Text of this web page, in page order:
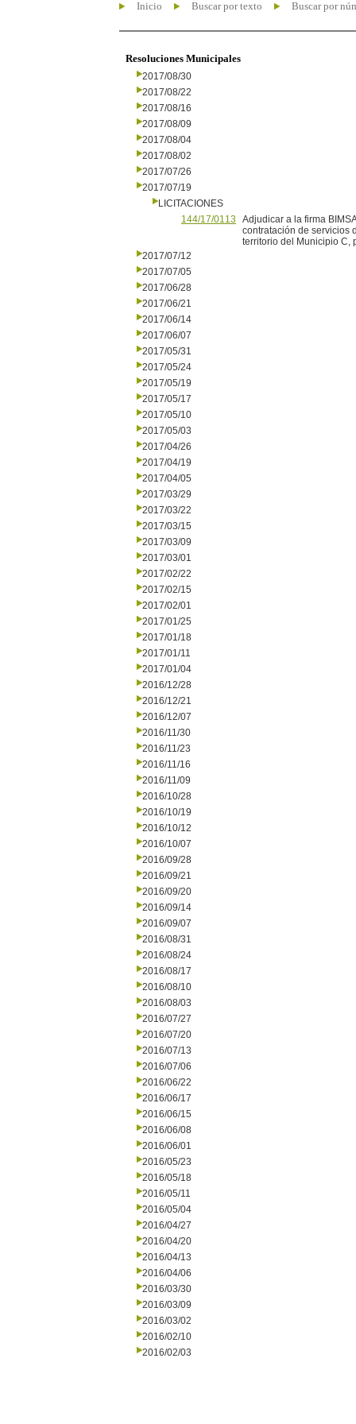
Inicio Buscar por texto Buscar por
Resoluciones Municipales
2017/08/30
2017/08/22
2017/08/16
2017/08/09
2017/08/04
2017/08/02
2017/07/26
2017/07/19
LICITACIONES
144/17/0113
Adjudicar a la firma
contratación de servicios
territorio del Municipio C,
2017/07/12
2017/07/05
2017/06/28
2017/06/21
2017/06/14
2017/06/07
2017/05/31
2017/05/24
2017/05/19
2017/05/17
2017/05/10
2017/05/03
2017/04/26
2017/04/19
2017/04/05
2017/03/29
2017/03/22
2017/03/15
2017/03/09
2017/03/01
2017/02/22
2017/02/15
2017/02/01
2017/01/25
2017/01/18
2017/01/11
2017/01/04
2016/12/28
2016/12/21
2016/12/07
2016/11/30
2016/11/23
2016/11/16
2016/11/09
2016/10/28
2016/10/19
2016/10/12
2016/10/07
2016/09/28
2016/09/21
2016/09/20
2016/09/14
2016/09/07
2016/08/31
2016/08/24
2016/08/17
2016/08/10
2016/08/03
2016/07/27
2016/07/20
2016/07/13
2016/07/06
2016/06/22
2016/06/17
2016/06/15
2016/06/08
2016/06/01
2016/05/23
2016/05/18
2016/05/11
2016/05/04
2016/04/27
2016/04/20
2016/04/13
2016/04/06
2016/03/30
2016/03/09
2016/03/02
2016/02/10
2016/02/03